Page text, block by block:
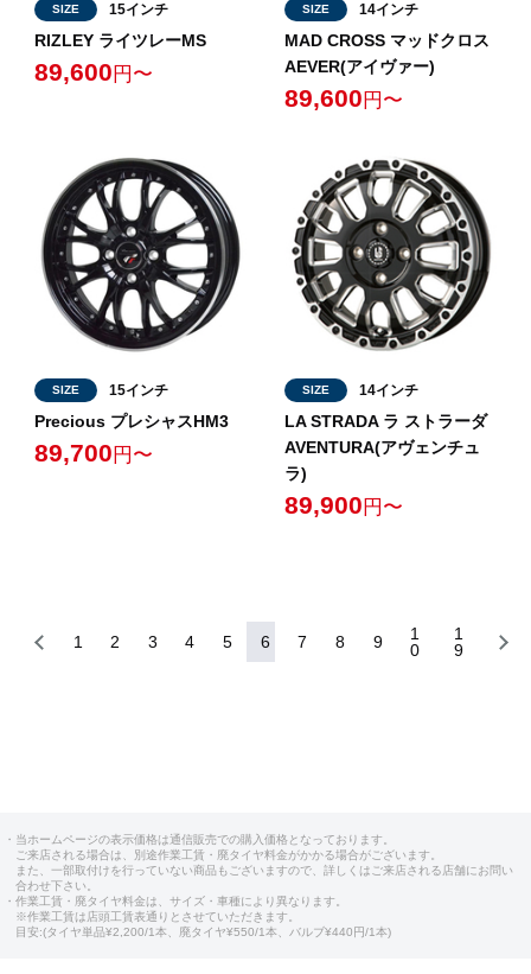
SIZE 15インチ
RIZLEY ライツレーMS
89,600 円〜
SIZE 14インチ
MAD CROSS マッドクロス
AEVER(アイヴァー)
89,600 円〜
SIZE 15インチ
Precious プレシャスHM3
89,700 円〜
SIZE 14インチ
LA STRADA ラ ストラーダ
AVENTURA(アヴェンチュ
ラ)
89,900 円〜
1 2 3 4 5 6 7 8 9
1
0
1
9
・当ホームページの表示価格は通信販売での購入価格となっております。
ご来店される場合は、別途作業工賃・廃タイヤ料金がかかる場合がございます。
また、一部取付けを行っていない商品もございますので、詳しくはご来店される店舗にお問い
合わせ下さい。
・作業工賃・廃タイヤ料金は、サイズ・車種により異なります。
※作業工賃は店頭工賃表通りとさせていただきます。
目安:(タイヤ単品¥2,200/1本、廃タイヤ¥550/1本、バルブ¥440円/1本)